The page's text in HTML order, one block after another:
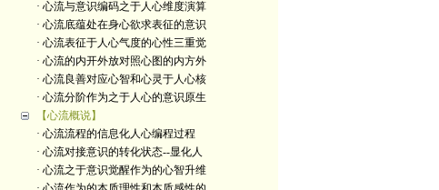
· 心流与意识编码之于人心维度演算
· 心流底蕴处在身心欲求表征的意识
· 心流表征于人心气度的心性三重觉
· 心流的内开外放对照心图的内方外
· 心流良善对应心智和心灵于人心核
· 心流分阶作为之于人心的意识原生
【心流概说】
· 心流流程的信息化人心编程过程
· 心流对接意识的转化状态--显化人
· 心流之于意识觉醒作为的心智升维